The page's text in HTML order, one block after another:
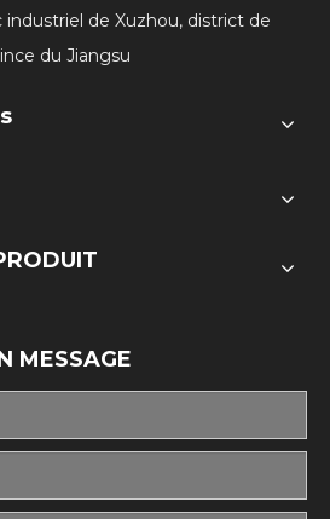
industriel de Xuzhou, district de
du Jiangsu
MESSAGE